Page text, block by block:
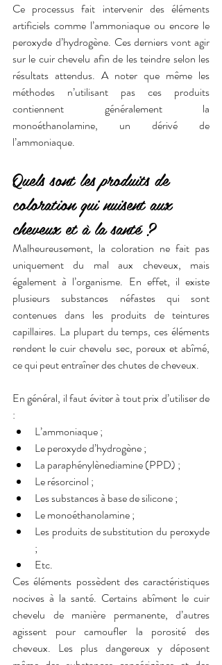
Ce processus fait intervenir des éléments
artificiels comme l’ammoniaque ou encore le
peroxyde d’hydrogène. Ces derniers vont agir
sur le cuir chevelu afin de les teindre selon les
résultats attendus. A noter que même les
méthodes n’utilisant pas ces produits
contiennent généralement la
monoéthanolamine, un dérivé de
l’ammoniaque.
Quels sont les produits de
coloration qui nuisent aux
cheveux et à la santé ?
Malheureusement, la coloration ne fait pas
uniquement du mal aux cheveux, mais
également à l’organisme. En effet, il existe
plusieurs substances néfastes qui sont
contenues dans les produits de teintures
capillaires. La plupart du temps, ces éléments
rendent le cuir chevelu sec, poreux et abîmé,
ce qui peut entraîner des chutes de cheveux.
En général, il faut éviter à tout prix d’utiliser de
:
L’ammoniaque ;
Le peroxyde d’hydrogène ;
La paraphénylènediamine (PPD) ;
Le résorcinol ;
Les substances à base de silicone ;
Le monoéthanolamine ;
Les produits de substitution du peroxyde
;
Etc.
Ces éléments possèdent des caractéristiques
nocives à la santé. Certains abîment le cuir
chevelu de manière permanente, d’autres
agissent pour camoufler la porosité des
cheveux. Les plus dangereux y déposent